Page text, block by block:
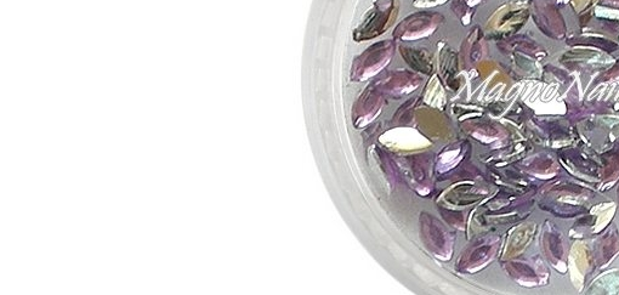
INK Colors
Nail Art Sets
Airbrush
3D Nail Formen
Feine Acrylfarbe / Aquarell
Nail Piercing